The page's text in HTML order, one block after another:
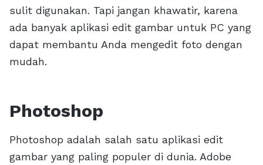
sulit digunakan. Tapi jangan khawatir, karena
ada banyak aplikasi edit gambar untuk PC yang
dapat membantu Anda mengedit foto dengan
mudah.
Photoshop
Photoshop adalah salah satu aplikasi edit
gambar yang paling populer di dunia. Adobe